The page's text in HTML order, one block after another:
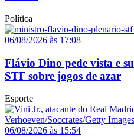
Política
06/08/2026 às 17:08
Flávio Dino pede vista e
STF sobre jogos de azar
Esporte
06/08/2026 às 15:54